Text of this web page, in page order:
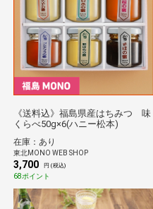
《送料込》福島県産はちみつ 味
くらべ50g×6(ハニー松本)
在庫：あり
東北MONO WEB SHOP
3,700 円 (税込)
68ポイント